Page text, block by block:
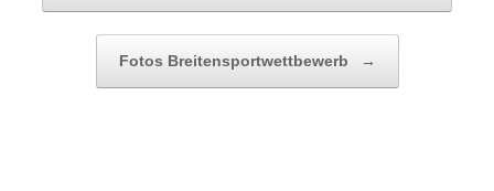
Fotos Breitensportwettbewerb →